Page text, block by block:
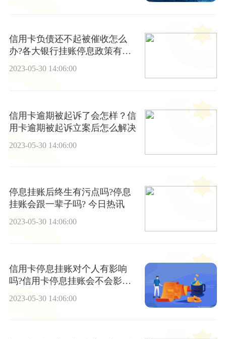
信用卡负债还不起被催收怎么
办?各大银行挂账停息政策有哪
些？
2023-05-30 14:06:00
信用卡逾期被起诉了会怎样？信
用卡逾期被起诉立案后怎么解决
2023-05-30 14:06:00
停息挂账后终生有污点吗?停息
挂账会跟一辈子吗? 今日热讯
2023-05-30 14:06:00
信用卡停息挂账对个人有影响
吗?信用卡停息挂账会不会影响
2023-05-30 14:06:00